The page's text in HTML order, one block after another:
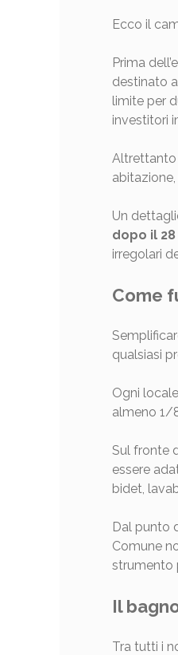
Ecco il
Prima
destinato
limite per
investitori
Altrettanto
Un
dopo il
irregolari
Come
qualsiasi
Ogni
almeno 1/
Sul fronte
essere
bidet,
Dal punto
Comune
strumento
Il
Tra tutti i